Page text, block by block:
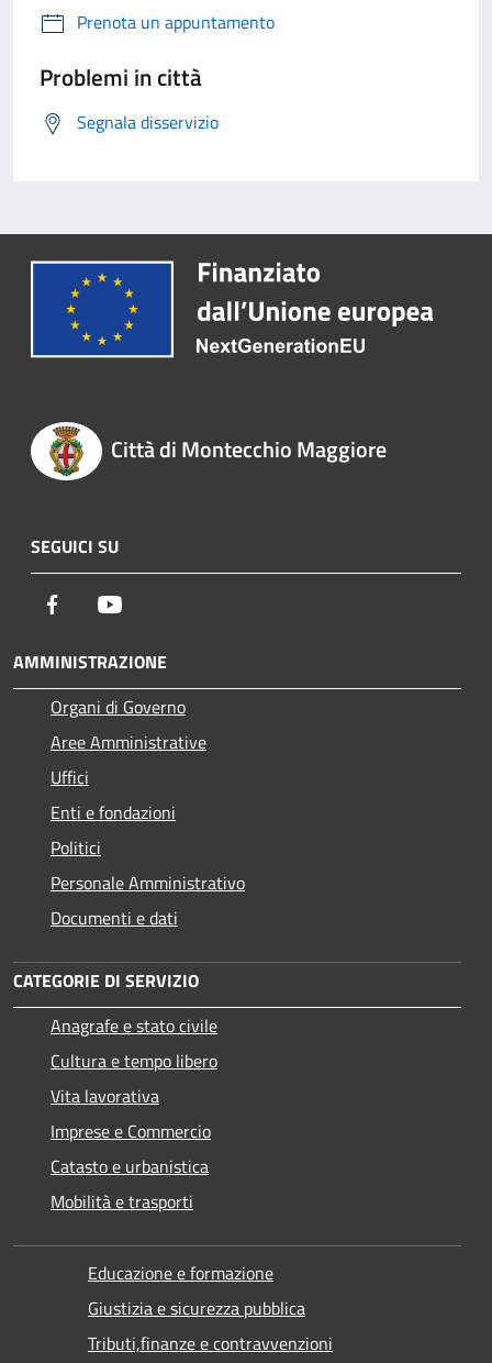
Prenota un appuntamento
Problemi in città
Segnala disservizio
Città di Montecchio Maggiore
SEGUICI SU
Facebook
AMMINISTRAZIONE
Organi di Governo
Aree Amministrative
Uffici
Enti e fondazioni
Politici
Personale Amministrativo
Documenti e dati
CATEGORIE DI SERVIZIO
Anagrafe e stato civile
Cultura e tempo libero
Vita lavorativa
Imprese e Commercio
Catasto e urbanistica
Mobilità e trasporti
Educazione e formazione
Giustizia e sicurezza pubblica
Tributi,finanze e contravvenzioni